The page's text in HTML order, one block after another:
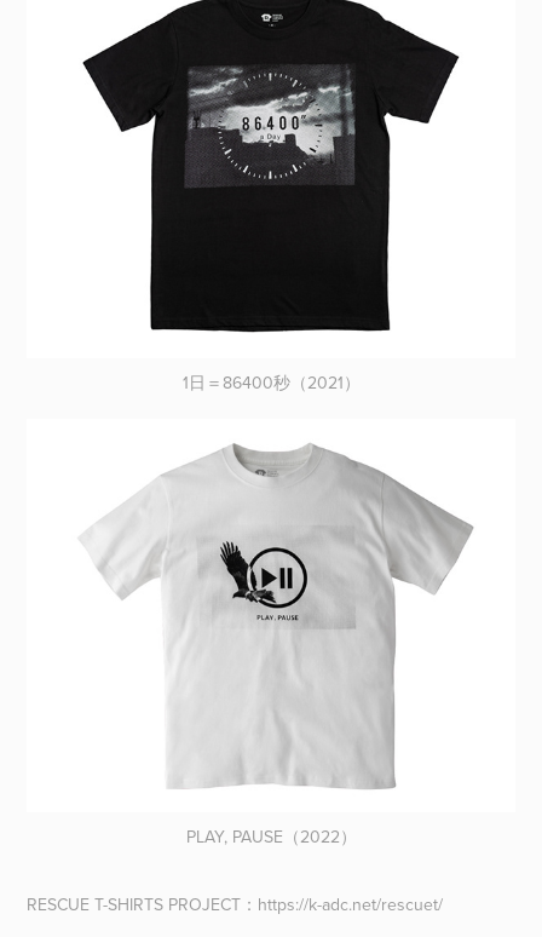
1日＝86400秒（2021）
PLAY, PAUSE（2022）
RESCUE T-SHIRTS PROJECT： https://k-adc.net/rescuet/